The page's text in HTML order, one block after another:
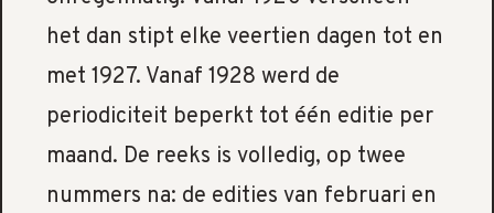
het dan stipt elke veertien dagen tot en
met 1927. Vanaf 1928 werd de
periodiciteit beperkt tot één editie per
maand. De reeks is volledig, op twee
nummers na: de edities van februari en